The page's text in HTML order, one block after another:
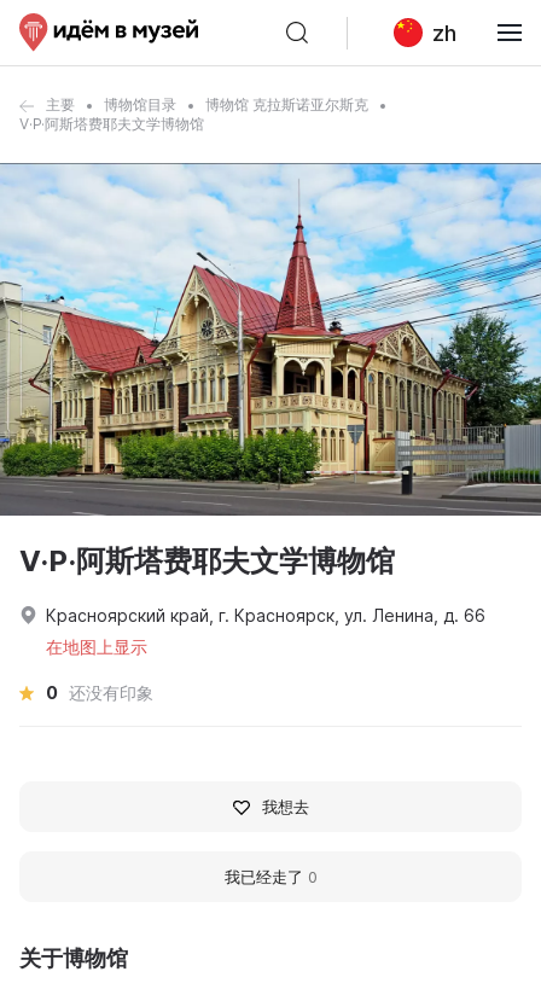
zh
主要 博物馆目录
博物馆 克拉斯诺亚尔斯克
V·P·阿斯塔费耶夫文学博物馆
关于博物馆
V·P·阿斯塔费耶夫文学博物馆
Красноярский край, г. Красноярск, ул. Ленина, д. 66
在地图上显示
0 还没有印象
我想去
我已经走了 0